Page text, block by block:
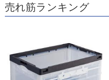
売れ筋ランキング